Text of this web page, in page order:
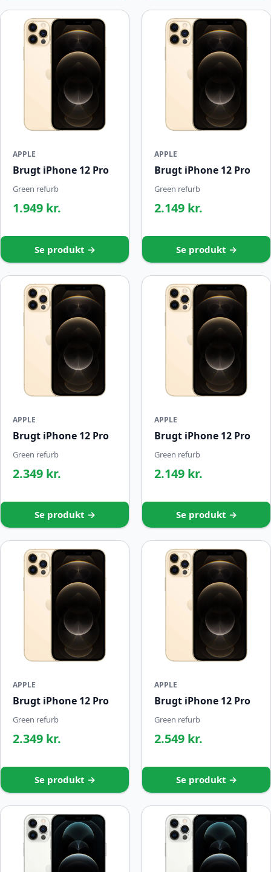
APPLE
Brugt iPhone 12 Pro
Green refurb
1.949 kr.
Se produkt →
APPLE
Brugt iPhone 12 Pro
Green refurb
2.149 kr.
Se produkt →
APPLE
Brugt iPhone 12 Pro
Green refurb
2.349 kr.
Se produkt →
APPLE
Brugt iPhone 12 Pro
Green refurb
2.149 kr.
Se produkt →
APPLE
Brugt iPhone 12 Pro
Green refurb
2.349 kr.
Se produkt →
APPLE
Brugt iPhone 12 Pro
Green refurb
2.549 kr.
Se produkt →